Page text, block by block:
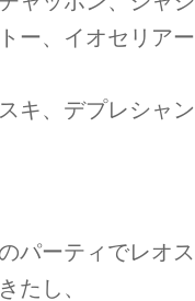
ー、イオセリア
キ、デプレシャ
パーティでレオ
たし、